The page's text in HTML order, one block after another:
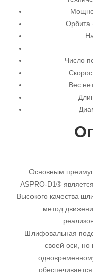
Орбита
Число
Вес
Основным
ASPRO-D1®
Высокого качества
метод
Шлифовальная
своей оси, но